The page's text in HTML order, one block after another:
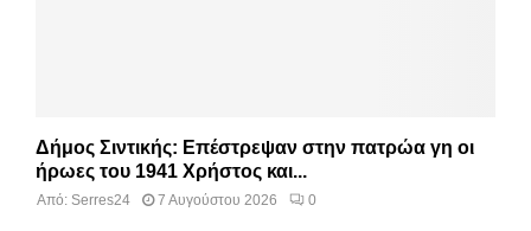
Δήμος Σιντικής: Επέστρεψαν στην πατρώα γη οι
ήρωες του 1941 Χρήστος και...
Από: Serres24 7 Αυγούστου 2026 0